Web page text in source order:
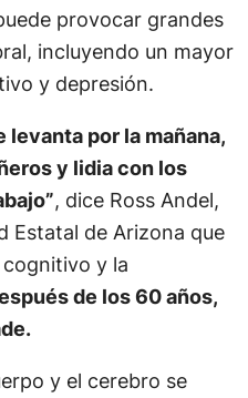
provocar grandes
incluyendo un mayor
y depresión.
levanta por la mañana,
y lidia con los
, dice Ross Andel,
Estatal de Arizona que
y la
de los 60 años,
y el cerebro se